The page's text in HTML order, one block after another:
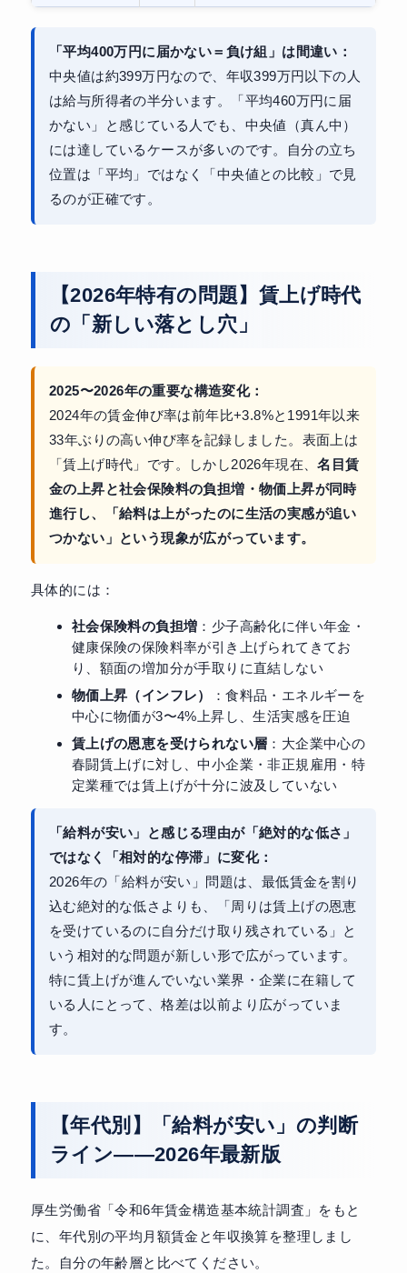
「平均400万円に届かない＝負け組」は間違い：
中央値は約399万円なので、年収399万円以下の人
は給与所得者の半分います。「平均460万円に届
かない」と感じている人でも、中央値（真ん中）
には達しているケースが多いのです。自分の立ち
位置は「平均」ではなく「中央値との比較」で見
るのが正確です。
【2026年特有の問題】賃上げ時代
の「新しい落とし穴」
2025〜2026年の重要な構造変化：
2024年の賃金伸び率は前年比+3.8%と1991年以来
33年ぶりの高い伸び率を記録しました。表面上は
「賃上げ時代」です。しかし2026年現在、名目賃
金の上昇と社会保険料の負担増・物価上昇が同時
進行し、「給料は上がったのに生活の実感が追い
つかない」という現象が広がっています。
具体的には：
社会保険料の負担増 ：少子高齢化に伴い年金・
健康保険の保険料率が引き上げられてきてお
り、額面の増加分が手取りに直結しない
物価上昇（インフレ）
：食料品・エネルギーを
中心に物価が3〜4%上昇し、生活実感を圧迫
賃上げの恩恵を受けられない層 ：大企業中心の
春闘賃上げに対し、中小企業・非正規雇用・特
定業種では賃上げが十分に波及していない
「給料が安い」と感じる理由が「絶対的な低さ」
ではなく「相対的な停滞」に変化：
2026年の「給料が安い」問題は、最低賃金を割り
込む絶対的な低さよりも、「周りは賃上げの恩恵
を受けているのに自分だけ取り残されている」と
いう相対的な問題が新しい形で広がっています。
特に賃上げが進んでいない業界・企業に在籍して
いる人にとって、格差は以前より広がっていま
す。
【年代別】「給料が安い」の判断
ライン——2026年最新版
厚生労働省「令和6年賃金構造基本統計調査」をもと
に、年代別の平均月額賃金と年収換算を整理しまし
た。自分の年齢層と比べてください。